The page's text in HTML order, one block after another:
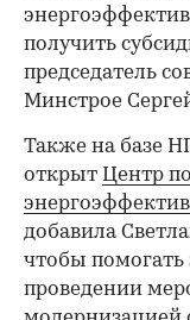
получить
председатель
Минстрое
Также на базе
открыт Центр
добавила
чтобы
проведении